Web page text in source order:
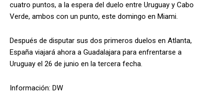
cuatro puntos, a la espera del duelo entre Uruguay y Cabo
Verde, ambos con un punto, este domingo en Miami.
Después de disputar sus dos primeros duelos en Atlanta,
España viajará ahora a Guadalajara para enfrentarse a
Uruguay el 26 de junio en la tercera fecha.
Información: DW